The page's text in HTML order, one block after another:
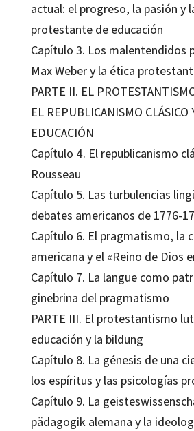
actual: el progreso, la pasión y
protestante de educación
Capítulo 3. Los malentendidos
Max Weber y la ética
PARTE II. EL
EL REPUBLICANISMO CLÁSICO
EDUCACIÓN
Capítulo 4. El republicanismo
Rousseau
Capítulo 5. Las turbulencias
debates americanos de 1776-
Capítulo 6. El pragmatismo, la
americana y el «Reino de Dios
Capítulo 7. La langue como
ginebrina del pragmatismo
PARTE III. El protestantismo
educación y la bildung
Capítulo 8. La génesis de una
los espíritus y las psicologías
Capítulo 9. La
pädagogik alemana y la